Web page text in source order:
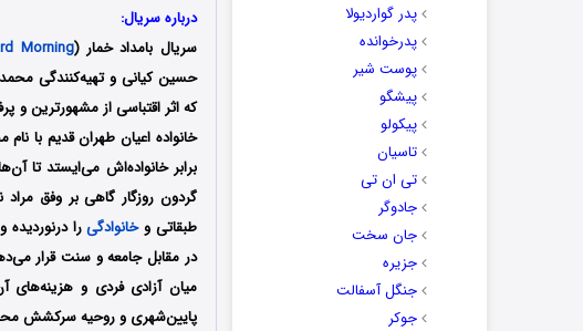
پدر گواردیولا
پدرخوانده
پوست شیر
پیشگو
پیکولو
تاسیان
تی ان تی
جادوگر
جان سخت
جزیره
جنگل آسفالت
جوکر
درباره سریال:
سریال بامداد خمار (Morning
حسین کیانی و تهیه‌کنندگی
که اثر اقتباسی از مشهورترین و
خانواده اعیان طهران قدیم با
برابر خانواده‌اش می‌ایستد تا
گردون روزگار گاهی بر وفق
طبقاتی وخانوادگیرا
در مقابل جامعه و سنت قرار
میان آزادی فردی و هزینه‌های
پایین‌شهری و روحیه‌ سرکشش